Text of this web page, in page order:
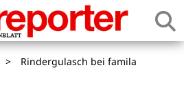
>
Rindergulasch bei famila